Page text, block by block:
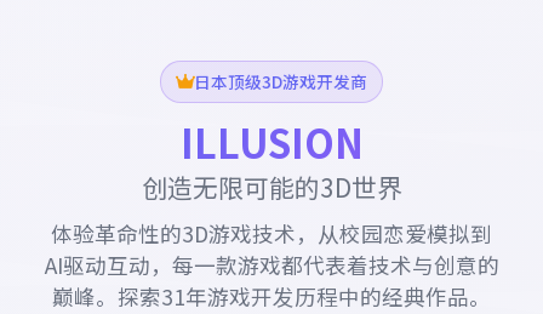
日本顶级3D游戏开发商
ILLUSION
创造无限可能的3D世界
体验革命性的3D游戏技术，从校园恋爱模拟到
AI驱动互动，每一款游戏都代表着技术与创意的
巅峰。探索31年游戏开发历程中的经典作品。